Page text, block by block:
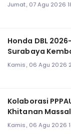
Jumat, 07 Agu 2026
Honda DBL
Surabaya
Kamis, 06 Agu 2026
Kolaborasi
Khitanan
Kamis, 06 Agu 2026